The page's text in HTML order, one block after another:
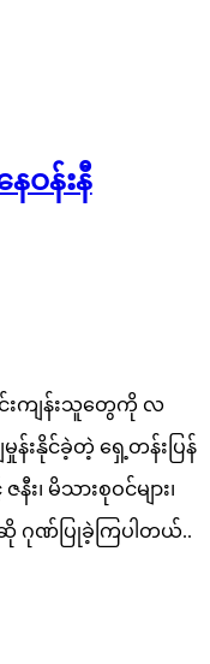
ေဝန်းနီ
းကျန်းသူတွေကို လ
မှုန်းနိုင်ခဲ့တဲ့ ရှေ့တန်းပြန်
း၊ မိသားစုဝင်များ၊
ဆို ဂုဏ်ပြုခဲ့ကြပါတယ်..